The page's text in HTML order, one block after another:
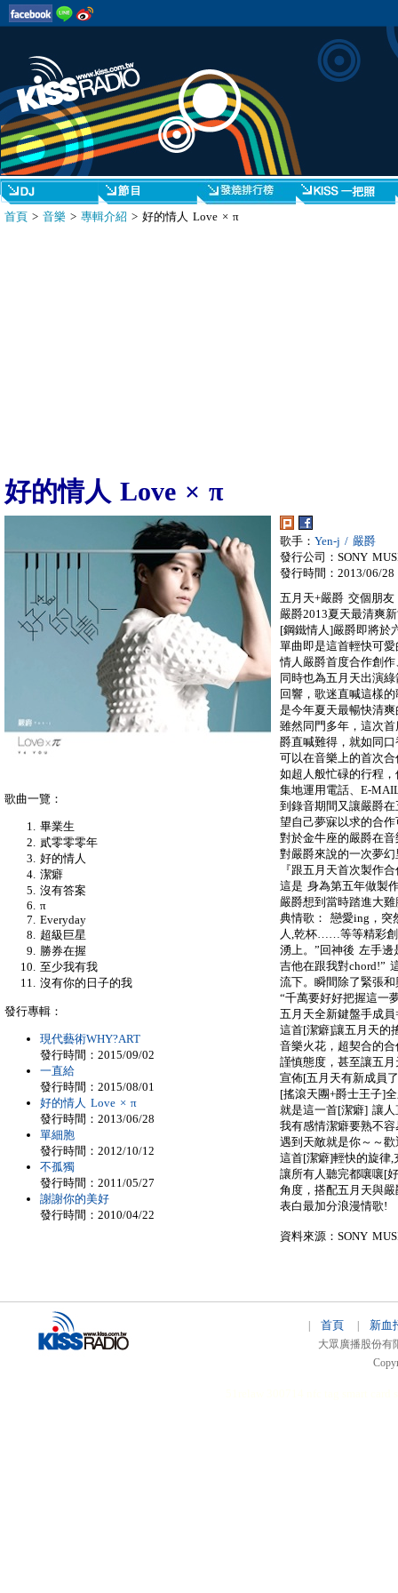
首頁 > 音樂 > 專輯介紹 > 好的情人 Love × π
好的情人 Love × π
歌手： Yen-j / 嚴爵
發行公司：SONY
發行時間：2013/06/28
五月天+嚴爵 交個朋
嚴爵2013夏天最清爽
[鋼鐵情人]嚴爵即將於
單曲即是這首輕快可
情人嚴爵首度合作創
同時也為五月天出演
回響，歌迷直喊這樣
是今年夏天最暢快清
雖然同門多年，這次
爵直喊難得，就如同
可以在音樂上的首次
如超人般忙碌的行程
集地運用電話、E-
到錄音期間又讓嚴爵
望自己夢寐以求的合
對於金牛座的嚴爵在
對嚴爵來說的一次夢幻
『跟五月天首次製作合
這是 身為第五年做製
嚴爵想到當時踏進大
典情歌： 戀愛ing，突
人,乾杯……等等精彩創
湧上。”回神後 左手
吉他在跟我對chord!”
流下。瞬間除了緊張
“千萬要好好把握這一
五月天全新鍵盤手成員
這首[潔癖]讓五月天的
音樂火花，超契合的
謹慎態度，甚至讓五
宣佈[五月天有新成員
[搖滾天團+爵士王子]
就是這一首[潔癖] 讓
我有感情潔癖要熟不容
遇到天敵就是你～～
這首[潔癖]輕快的旋律
讓所有人聽完都嚷嚷[
角度，搭配五月天與
表白最加分浪漫情歌!
資料來源：SONY
歌曲一覽：
畢業生
貳零零零年
好的情人
潔癖
沒有答案
π
Everyday
超級巨星
勝券在握
至少我有我
沒有你的日子的我
發行專輯：
現代藝術WHY?ART
發行時間：2015/09/02
一直給
發行時間：2015/08/01
好的情人 Love × π
發行時間：2013/06/28
單細胞
發行時間：2012/10/12
不孤獨
發行時間：2011/05/27
謝謝你的美好
發行時間：2010/04/22
首頁 新血
大眾廣播股份有